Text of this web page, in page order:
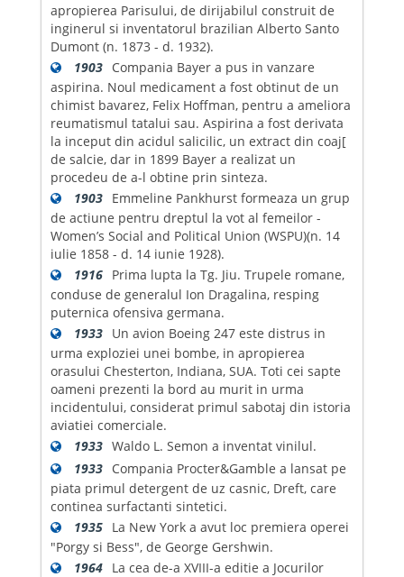
apropierea Parisului, de dirijabilul construit de
inginerul si inventatorul brazilian Alberto Santo
Dumont (n. 1873 - d. 1932).
1903 Compania Bayer a pus in vanzare
aspirina. Noul medicament a fost obtinut de un
chimist bavarez, Felix Hoffman, pentru a ameliora
reumatismul tatalui sau. Aspirina a fost derivata
la inceput din acidul salicilic, un extract din coaj[
de salcie, dar in 1899 Bayer a realizat un
procedeu de a-l obtine prin sinteza.
1903 Emmeline Pankhurst formeaza un grup
de actiune pentru dreptul la vot al femeilor -
Women’s Social and Political Union (WSPU)(n. 14
iulie 1858 - d. 14 iunie 1928).
1916 Prima lupta la Tg. Jiu. Trupele romane,
conduse de generalul Ion Dragalina, resping
puternica ofensiva germana.
1933 Un avion Boeing 247 este distrus in
urma exploziei unei bombe, in apropierea
orasului Chesterton, Indiana, SUA. Toti cei sapte
oameni prezenti la bord au murit in urma
incidentului, considerat primul sabotaj din istoria
aviatiei comerciale.
1933 Waldo L. Semon a inventat vinilul.
1933 Compania Procter&Gamble a lansat pe
piata primul detergent de uz casnic, Dreft, care
continea surfactanti sintetici.
1935 La New York a avut loc premiera operei
"Porgy si Bess", de George Gershwin.
1964 La cea de-a XVIII-a editie a Jocurilor